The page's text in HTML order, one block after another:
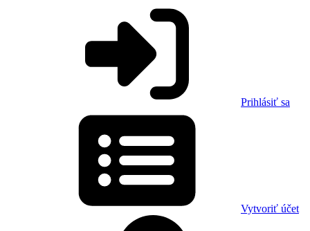
Prihlásiť sa
Vytvoriť účet